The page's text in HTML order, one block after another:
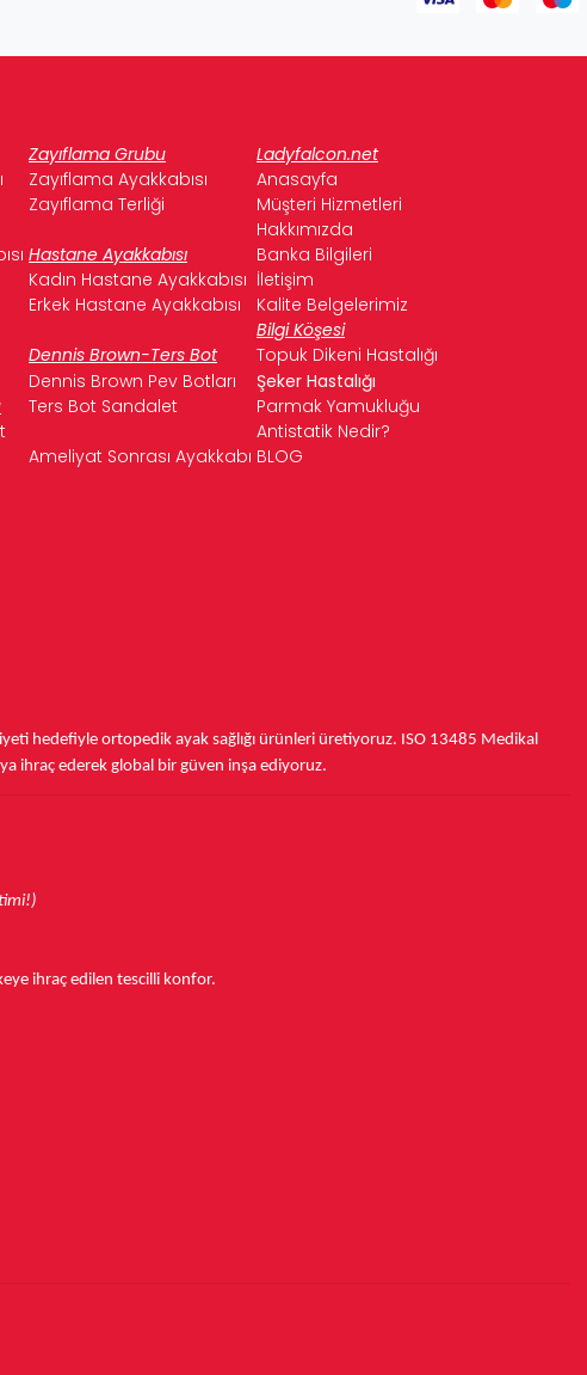
Zayıflama Grubu
Ladyfalcon.net
Zayıflama Ayakkabısı
Anasayfa
Zayıflama Terliği
Müşteri Hizmetleri
Hakkımızda
Hastane Ayakkabısı
Banka Bilgileri
Kadın Hastane Ayakkabısı İletişim
Erkek Hastane Ayakkabısı
Kalite Belgelerimiz
Bilgi Köşesi
Dennis Brown-Ters Bot
Topuk Dikeni Hastalığı
Dennis Brown Pev Botları
Şeker Hastalığı
Ters Bot Sandalet
Parmak Yamukluğu
Antistatik Nedir?
Ameliyat Sonrası Ayakkabı BLOG
hedefiyle ortopedik ayak sağlığı ürünleri üretiyoruz. ISO 13485 Medikal
ihraç ederek global bir güven inşa ediyoruz.
ihraç edilen tescilli konfor.